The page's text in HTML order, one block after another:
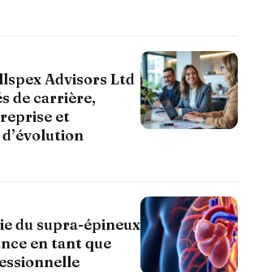
Advisors Ltd
de carrière,
et
du supra-épineux
en tant que